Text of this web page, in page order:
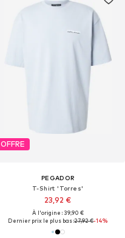
OFFRE
PEGADOR
T-Shirt 'Torres'
23,92 €
À l'origine : 39,90 €
Dernier prix le plus bas :27,92 €-14%